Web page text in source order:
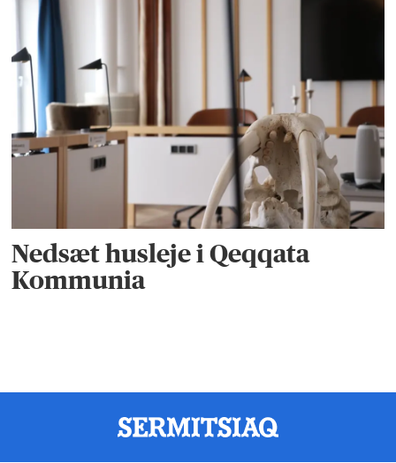
Nedsæt husleje i Qeqqata
Kommunia